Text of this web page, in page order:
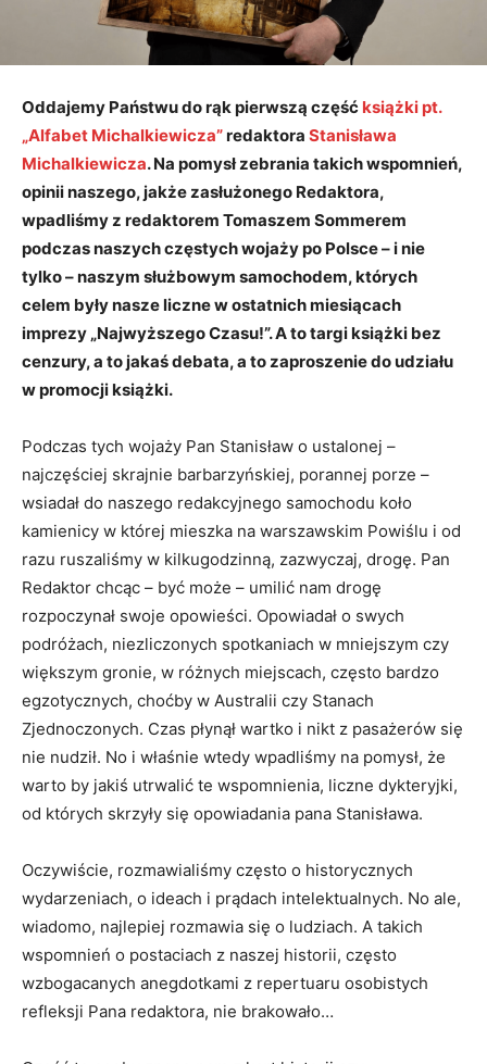
Oddajemy Państwu do rąk pierwszą część książki pt.
„Alfabet Michalkiewicza”redaktora Stanisława
Michalkiewicza. Na pomysł zebrania takich wspomnień,
opinii naszego, jakże zasłużonego Redaktora,
wpadliśmy z redaktorem Tomaszem Sommerem
podczas naszych częstych wojaży po Polsce – i nie
tylko – naszym służbowym samochodem, których
celem były nasze liczne w ostatnich miesiącach
imprezy „Najwyższego Czasu!”. A to targi książki bez
cenzury, a to jakaś debata, a to zaproszenie do udziału
w promocji książki.
Podczas tych wojaży Pan Stanisław o ustalonej –
najczęściej skrajnie barbarzyńskiej, porannej porze –
wsiadał do naszego redakcyjnego samochodu koło
kamienicy w której mieszka na warszawskim Powiślu i od
razu ruszaliśmy w kilkugodzinną, zazwyczaj, drogę. Pan
Redaktor chcąc – być może – umilić nam drogę
rozpoczynał swoje opowieści. Opowiadał o swych
podróżach, niezliczonych spotkaniach w mniejszym czy
większym gronie, w różnych miejscach, często bardzo
egzotycznych, choćby w Australii czy Stanach
Zjednoczonych. Czas płynął wartko i nikt z pasażerów się
nie nudził. No i właśnie wtedy wpadliśmy na pomysł, że
warto by jakiś utrwalić te wspomnienia, liczne dykteryjki,
od których skrzyły się opowiadania pana Stanisława.
Oczywiście, rozmawialiśmy często o historycznych
wydarzeniach, o ideach i prądach intelektualnych. No ale,
wiadomo, najlepiej rozmawia się o ludziach. A takich
wspomnień o postaciach z naszej historii, często
wzbogacanych anegdotkami z repertuaru osobistych
refleksji Pana redaktora, nie brakowało…